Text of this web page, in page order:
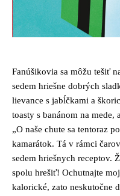
Fanúšikovia sa môžu tešiť
sedem hriešne dobrých
lievance s jabĺčkami a
toasty s banánom na
„O naše chute sa tentoraz
kamarátok. Tá v rámci
sedem hriešnych receptov.
spolu hrešiť! Ochutnajte
kalorické, zato neskutočne